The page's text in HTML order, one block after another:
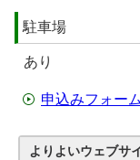
駐車場
あり
申込みフォーム
よりよいウェブサ